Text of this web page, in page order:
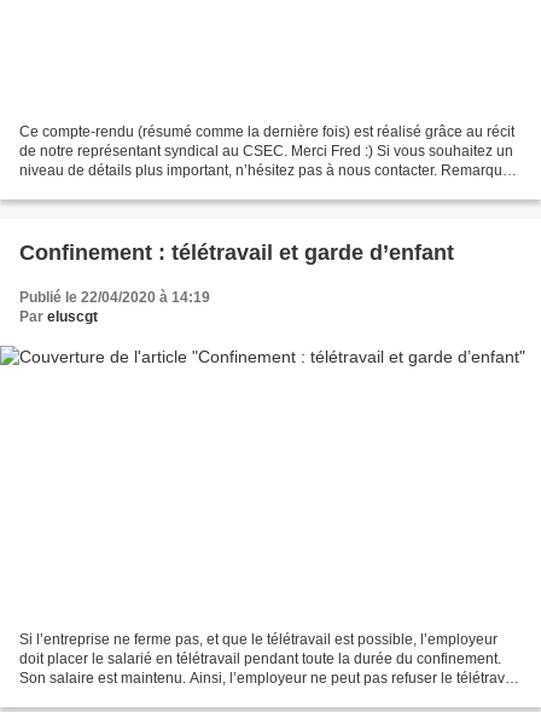
Ce compte-rendu (résumé comme la dernière fois) est réalisé grâce au récit
de notre représentant syndical au CSEC. Merci Fred :) Si vous souhaitez un
niveau de détails plus important, n’hésitez pas à nous contacter. Remarque :
Confinement : télétravail et garde d’enfant
Publié le 22/04/2020 à 14:19
Par eluscgt
Si l’entreprise ne ferme pas, et que le télétravail est possible, l’employeur
doit placer le salarié en télétravail pendant toute la durée du confinement.
Son salaire est maintenu. Ainsi, l’employeur ne peut pas refuser le télétravail